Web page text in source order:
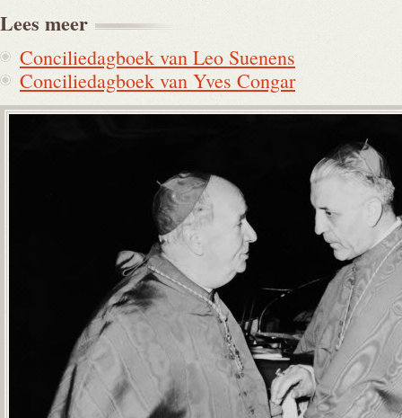
Lees meer
Conciliedagboek van Leo Suenens
Conciliedagboek van Yves Congar